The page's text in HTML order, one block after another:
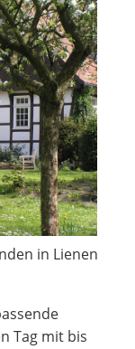
in Lienen
Tag mit bis